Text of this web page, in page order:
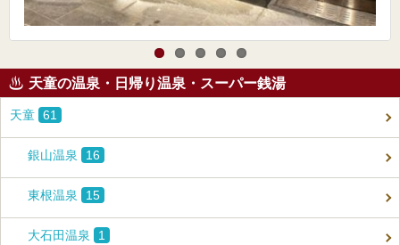
天童の温泉・日帰り温泉・スーパー銭湯
天童 61
銀山温泉 16
東根温泉 15
大石田温泉 1